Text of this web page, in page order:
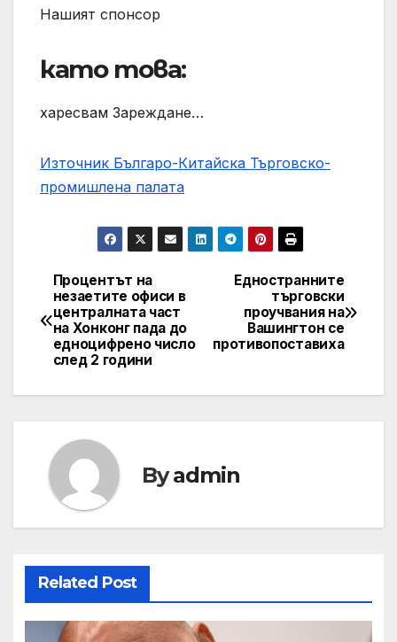
Нашият спонсор
като това:
харесвам Зареждане…
Източник Българо-Китайска Търговско-
промишлена палaта
Навигация
Едностранните
търговски
проучвания на
Вашингтон се
противопоставиха
Процентът на
незаетите офиси в
централната част
на Хонконг пада до
едноцифрено число
след 2 години
Byadmin
Related Post